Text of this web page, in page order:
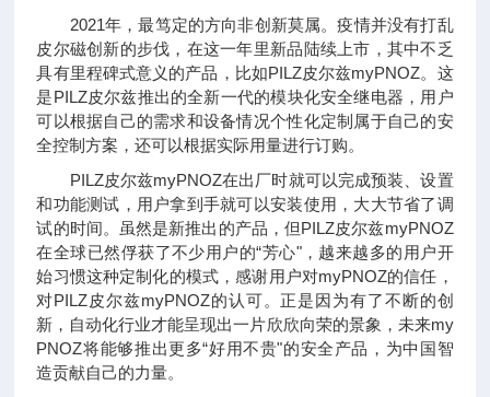
2021年，最笃定的方向非创新莫属。疫情并没有打乱
皮尔磁创新的步伐，在这一年里新品陆续上市，其中不乏
具有里程碑式意义的产品，比如PILZ皮尔兹myPNOZ。这
是PILZ皮尔兹推出的全新一代的模块化安全继电器，用户
可以根据自己的需求和设备情况个性化定制属于自己的安
全控制方案，还可以根据实际用量进行订购。
PILZ皮尔兹myPNOZ在出厂时就可以完成预装、设置
和功能测试，用户拿到手就可以安装使用，大大节省了调
试的时间。虽然是新推出的产品，但PILZ皮尔兹myPNOZ
在全球已然俘获了不少用户的“芳心"，越来越多的用户开
始习惯这种定制化的模式，感谢用户对myPNOZ的信任，
对PILZ皮尔兹myPNOZ的认可。正是因为有了不断的创
新，自动化行业才能呈现出一片欣欣向荣的景象，未来my
PNOZ将能够推出更多“好用不贵"的安全产品，为中国智
造贡献自己的力量。